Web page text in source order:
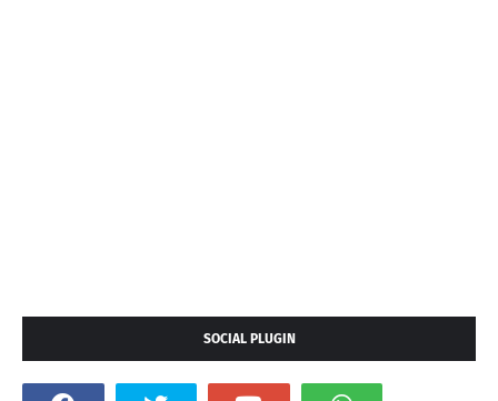
SOCIAL PLUGIN